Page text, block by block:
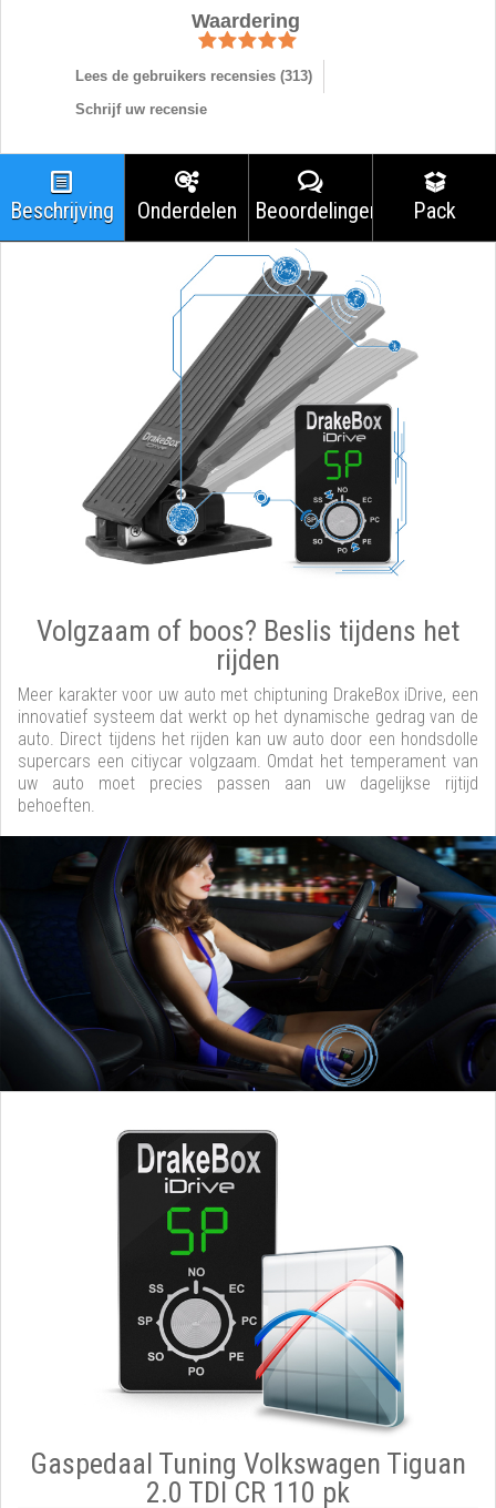
Waardering
Lees de gebruikers recensies (313)
Schrijf uw recensie
Beschrijving Onderdelen Beoordelingen Pack
Volgzaam of boos? Beslis tijdens het
rijden
Meer karakter voor uw auto met chiptuning DrakeBox iDrive, een
innovatief systeem dat werkt op het dynamische gedrag van de
auto. Direct tijdens het rijden kan uw auto door een hondsdolle
supercars een citiycar volgzaam. Omdat het temperament van
uw auto moet precies passen aan uw dagelijkse rijtijd
behoeften.
Gaspedaal Tuning Volkswagen Tiguan
2.0 TDI CR 110 pk